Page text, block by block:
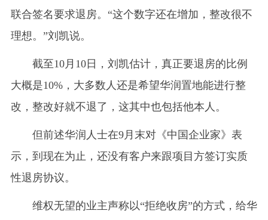
联合签名要求退房。“这个数字还在增加，整改很不
理想。”刘凯说。
截至10月10日，刘凯估计，真正要退房的比例
大概是10%，大多数人还是希望华润置地能进行整
改，整改好就不退了，这其中也包括他本人。
但前述华润人士在9月末对《中国企业家》表
示，到现在为止，还没有客户来跟项目方签订实质
性退房协议。
维权无望的业主声称以“拒绝收房”的方式，给华